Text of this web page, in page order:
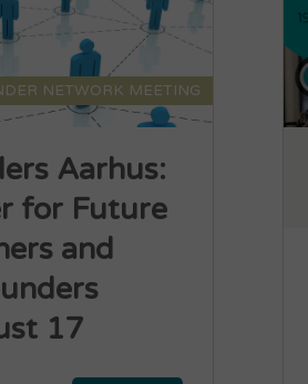
NETWORK MEETING
Aarhus:
for Future
and
17